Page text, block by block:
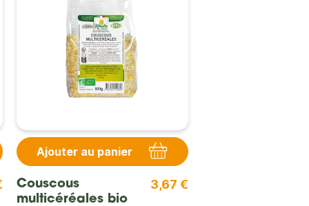
Ajouter au panier
Couscous
multicéréales bio
3,67 €